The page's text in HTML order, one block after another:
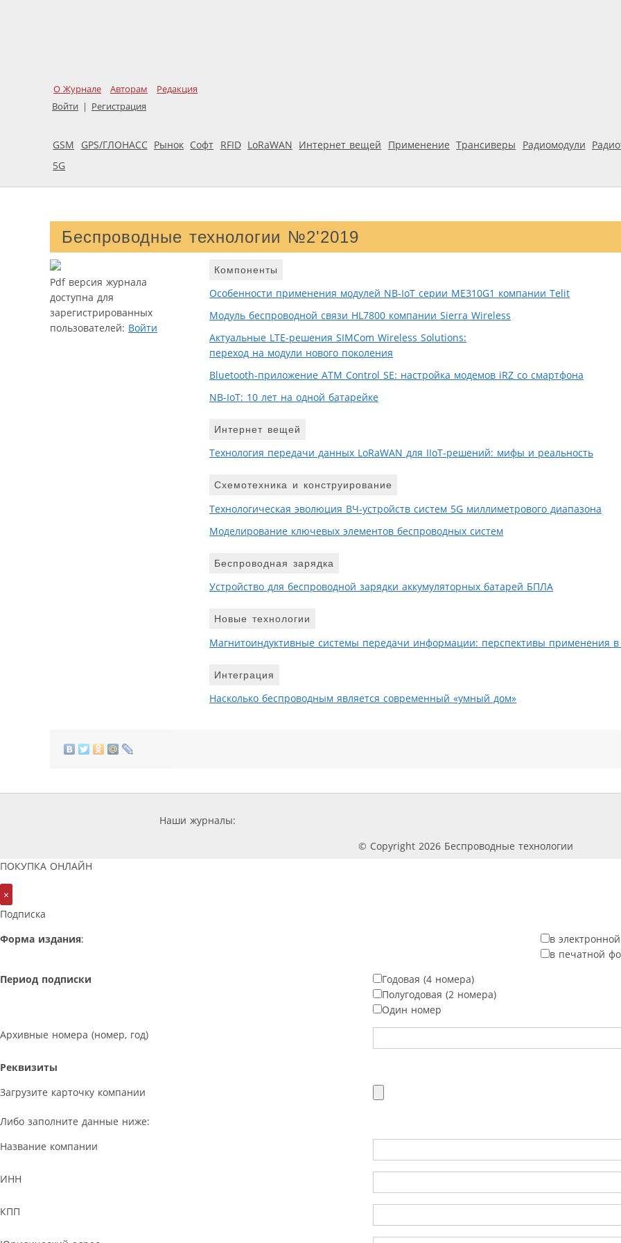
О Журнале Авторам
Редакция
Войти | Регистрация
GSM GPS/ГЛОНАСС Рынок Софт RFID LoRaWAN Интернет вещей Применение Трансиверы Радиомодули
5G
Беспроводные технологии №2'2019
Pdf версия журнала
доступна для
зарегистрированных
пользователей: Войти
Компоненты
Особенности применения модулей NB-IoT серии ME310G1 компании Telit
Модуль беспроводной связи HL7800 компании Sierra Wireless
Актуальные LTE-решения SIMCom Wireless Solutions:
переход на модули нового поколения
Bluetooth-приложение ATM Control SE: настройка модемов iRZ со смартфона
NB-IoT: 10 лет на одной батарейке
Интернет вещей
Технология передачи данных LoRaWAN для IIoT-решений: мифы и реальность
Схемотехника и конструирование
Технологическая эволюция ВЧ-устройств систем 5G миллиметрового диапазона
Моделирование ключевых элементов беспроводных систем
Беспроводная зарядка
Устройство для беспроводной зарядки аккумуляторных батарей БПЛА
Новые технологии
Магнитоиндуктивные системы передачи информации: перспективы применения в
Интеграция
Насколько беспроводным является современный «умный дом»
Наши журналы:
© Copyright 2026 Беспроводные технологии
ПОКУПКА ОНЛАЙН
×
Подписка
Форма издания:
в
в печатной
Период подписки
Годовая (4 номера)
Полугодовая (2 номера)
Один номер
Архивные номера (номер, год)
Реквизиты
Загрузите карточку компании
Либо заполните данные ниже:
Название компании
ИНН
КПП